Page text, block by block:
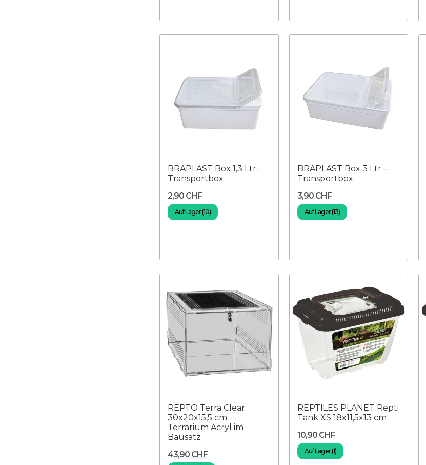
BRAPLAST Box 1,3 Ltr-
Transportbox
2,90 CHF
Auf Lager (10)
BRAPLAST Box 3 Ltr –
Transportbox
3,90 CHF
Auf Lager (13)
REPTO Terra Clear
30x20x15,5 cm -
Terrarium Acryl im
Bausatz
43,90 CHF
REPTILES PLANET Repti
Tank XS 18x11,5x13 cm
10,90 CHF
Auf Lager (1)